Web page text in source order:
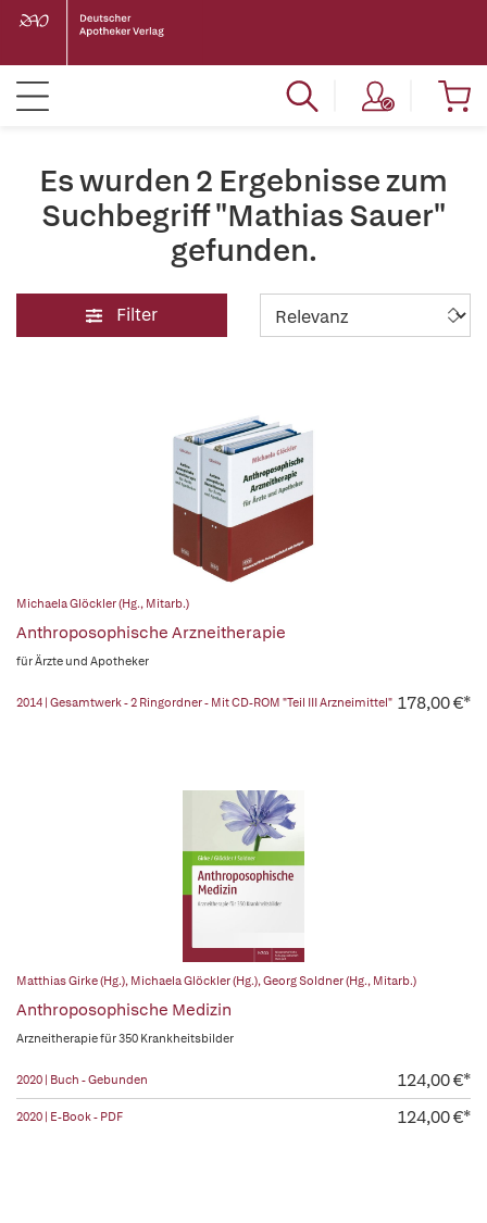
Es wurden 2 Ergebnisse zum
Suchbegriff "Mathias Sauer"
gefunden.
Filter
Michaela Glöckler (Hg., Mitarb.)
Anthroposophische Arzneitherapie
für Ärzte und Apotheker
2014 | Gesamtwerk - 2 Ringordner - Mit CD-ROM "Teil III Arzneimittel" 178,00 €*
Matthias Girke (Hg.), Michaela Glöckler (Hg.),Georg Soldner (Hg., Mitarb.)
Anthroposophische Medizin
Arzneitherapie für 350 Krankheitsbilder
2020 | Buch - Gebunden 124,00 €*
2020 | E-Book - PDF 124,00 €*